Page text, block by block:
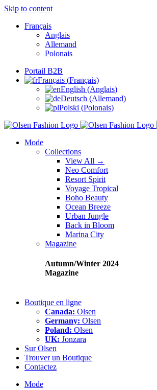
Skip to content
Français
Anglais
Allemand
Polonais
Portail B2B
Français (Français)
English (Anglais)
Deutsch (Allemand)
Polski (Polonais)
Mode
Collections
View All →
Neo Comfort
Resort Spirit
Voyage Tropical
Boho Beauty
Ocean Breeze
Urban Jungle
Back in Bloom
Marina City
Magazine
Autumn/Winter 2024
Magazine
Boutique en ligne
Canada: Olsen
Germany: Olsen
Poland: Olsen
UK: Jonzara
Sur Olsen
Trouver un Boutique
Contactez
Mode